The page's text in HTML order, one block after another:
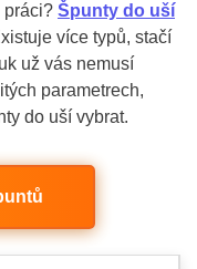
práci? Špunty do uší
více typů, stačí
už vás nemusí
parametrech,
do uší vybrat.